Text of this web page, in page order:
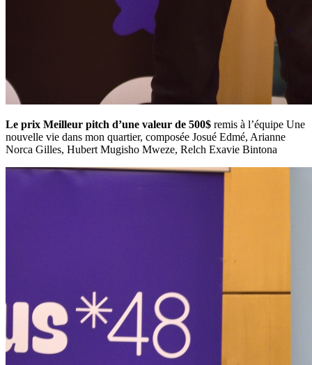
Le prix Meilleur pitch d’une valeur de 500$ remis à l’équipe Une
nouvelle vie dans mon quartier, composée Josué Edmé, Arianne
Norca Gilles, Hubert Mugisho Mweze, Relch Exavie Bintona